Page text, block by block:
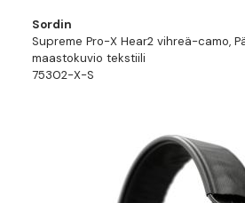
Sordin
Supreme Pro-X Hear2 vihreä-camo,
maastokuvio tekstiili
75302-X-S